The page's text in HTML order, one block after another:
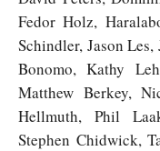
Fedor Holz,
Schindler, Jason
Bonomo, Kathy
Matthew Berkey,
Hellmuth, Phil
Stephen Chidwick,